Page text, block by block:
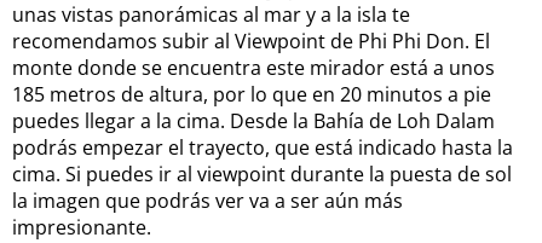
unas vistas panorámicas al mar y a la isla te
recomendamos subir al Viewpoint de Phi Phi Don. El
monte donde se encuentra este mirador está a unos
185 metros de altura, por lo que en 20 minutos a pie
puedes llegar a la cima. Desde la Bahía de Loh Dalam
podrás empezar el trayecto, que está indicado hasta la
cima. Si puedes ir al viewpoint durante la puesta de sol
la imagen que podrás ver va a ser aún más
impresionante.